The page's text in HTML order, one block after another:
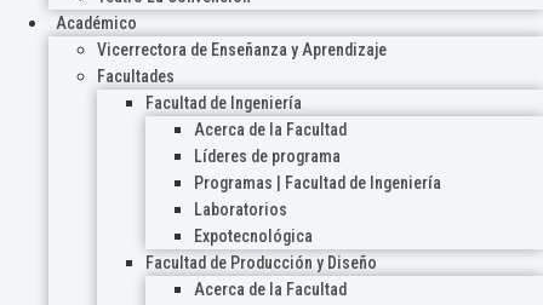
Académico
Vicerrectora de Enseñanza y Aprendizaje
Facultades
Facultad de Ingeniería
Acerca de la Facultad
Líderes de programa
Programas | Facultad de Ingeniería
Laboratorios
Expotecnológica
Facultad de Producción y Diseño
Acerca de la Facultad